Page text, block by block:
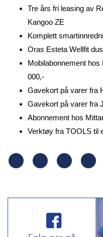
Tre års fri leasing av
Kangoo ZE
Komplett
Oras Esteta Wellfit
Mobilabonnement hos
000,-
Gavekort på varer fra
Gavekort på varer fra
Abonnement hos
Verktøy fra TOOLS til